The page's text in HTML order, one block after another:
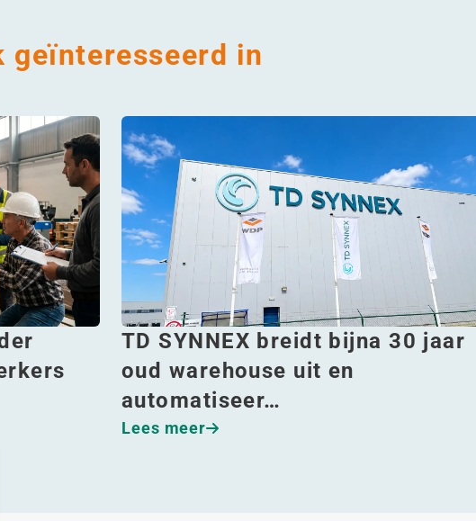
geïnteresseerd in
TD SYNNEX breidt bijna 30 jaar
oud warehouse uit en
automatiseer…
Lees meer